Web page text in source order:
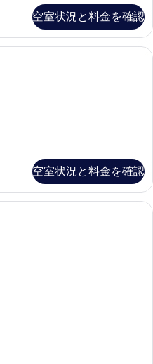
空室状況と料金を確認
高級寝具、羽毛の掛け布団、ピロー
空室状況と料金を確認
ツインルーム レイクビュー | 高級寝